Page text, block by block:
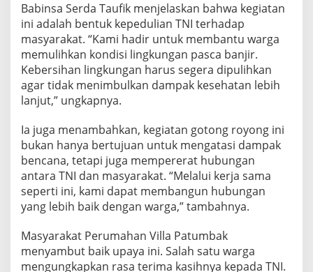
Babinsa Serda Taufik menjelaskan bahwa kegiatan
ini adalah bentuk kepedulian TNI terhadap
masyarakat. “Kami hadir untuk membantu warga
memulihkan kondisi lingkungan pasca banjir.
Kebersihan lingkungan harus segera dipulihkan
agar tidak menimbulkan dampak kesehatan lebih
lanjut,” ungkapnya.
Ia juga menambahkan, kegiatan gotong royong ini
bukan hanya bertujuan untuk mengatasi dampak
bencana, tetapi juga mempererat hubungan
antara TNI dan masyarakat. “Melalui kerja sama
seperti ini, kami dapat membangun hubungan
yang lebih baik dengan warga,” tambahnya.
Masyarakat Perumahan Villa Patumbak
menyambut baik upaya ini. Salah satu warga
mengungkapkan rasa terima kasihnya kepada TNI.